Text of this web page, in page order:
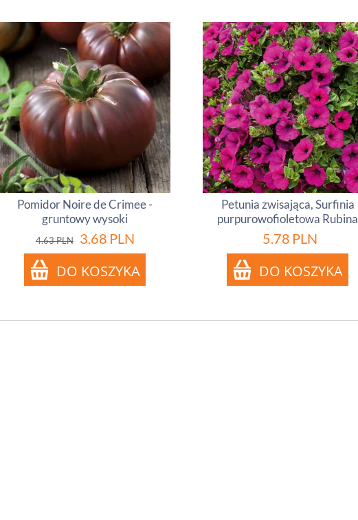
Pomidor Noire de Crimee -
gruntowy wysoki
4.63PLN 3.68 PLN
Petunia zwisająca, Surfinia
purpurowofioletowa Rubina
5.78 PLN